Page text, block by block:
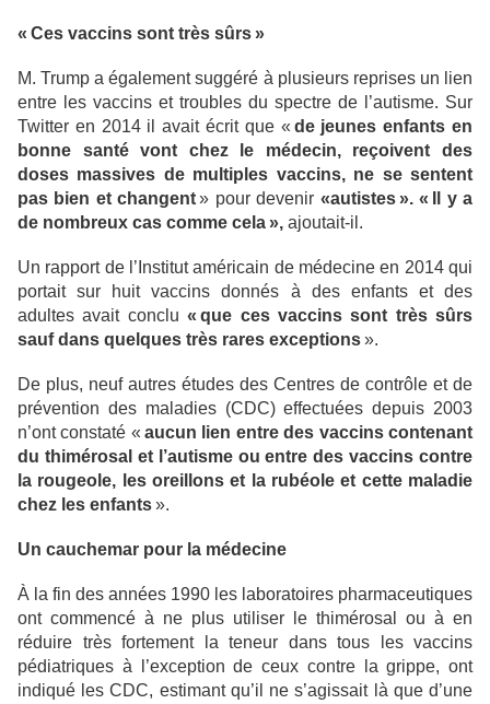
« Ces vaccins sont très sûrs »
M. Trump a également suggéré à plusieurs reprises un lien
entre les vaccins et troubles du spectre de l’autisme. Sur
Twitter en 2014 il avait écrit que « de jeunes enfants en
bonne santé vont chez le médecin, reçoivent des
doses massives de multiples vaccins, ne se sentent
pas bien et changent» pour devenir «autistes ». « Il y a
de nombreux cas comme cela », ajoutait-il.
Un rapport de l’Institut américain de médecine en 2014 qui
portait sur huit vaccins donnés à des enfants et des
adultes avait conclu« que ces vaccins sont très sûrs
sauf dans quelques très rares exceptions».
De plus, neuf autres études des Centres de contrôle et de
prévention des maladies (CDC) effectuées depuis 2003
n’ont constaté « aucun lien entre des vaccins contenant
du thimérosal et l’autisme ou entre des vaccins contre
la rougeole, les oreillons et la rubéole et cette maladie
chez les enfants».
Un cauchemar pour la médecine
À la fin des années 1990 les laboratoires pharmaceutiques
ont commencé à ne plus utiliser le thimérosal ou à en
réduire très fortement la teneur dans tous les vaccins
pédiatriques à l’exception de ceux contre la grippe, ont
indiqué les CDC, estimant qu’il ne s’agissait là que d’une